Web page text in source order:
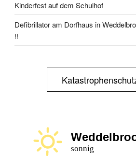
Kinderfest auf dem Schulhof
Defibrillator am Dorfhaus in
!!
sonnig